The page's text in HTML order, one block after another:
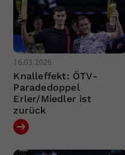
16.03.2026
Knalleffekt: ÖTV-
Paradedoppel
Erler/Miedler ist
zurück